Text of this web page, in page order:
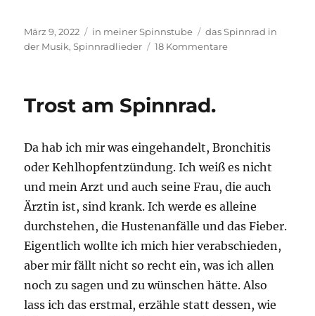
Veröffentlicht
am
März 9, 2022 Kategorien
in meiner Spinnstube Schlagwörter
das Spinnrad in
der Musik,Spinnradlieder 18 Kommentarezu
in
der
Trost am Spinnrad.
Da hab ich mir was eingehandelt, Bronchitis
oder Kehlhopfentzündung. Ich weiß es nicht
und mein Arzt und auch seine Frau, die auch
Ärztin ist, sind krank. Ich werde es alleine
durchstehen, die Hustenanfälle und das Fieber.
Eigentlich wollte ich mich hier verabschieden,
aber mir fällt nicht so recht ein, was ich allen
noch zu sagen und zu wünschen hätte. Also
lass ich das erstmal, erzähle statt dessen, wie